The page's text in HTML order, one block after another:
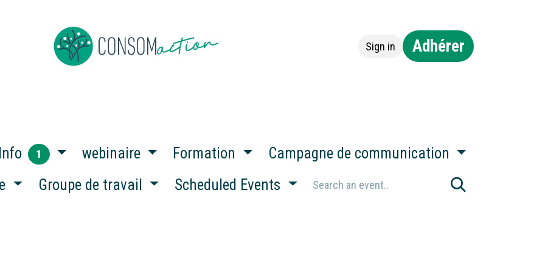
Sign in Adhérer
Info 1 webinaire Formation
Campagne de communication
Groupe de travail Scheduled Events